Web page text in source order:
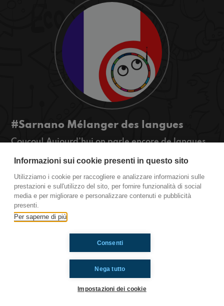
#Sarnano Mélanger des langues
Coucou! Aujourd’hui on parle encore de langues,
streaming et de la pause de la lecture que je suis
en train de faire.
#ToiAussi www.radioimmaginaria.it
Ti è piaciuto? Condividilo!
Informazioni sui cookie presenti in questo sito
Utilizziamo i cookie per raccogliere e analizzare informazioni sulle
prestazioni e sull'utilizzo del sito, per fornire funzionalità di social
media e per migliorare e personalizzare contenuti e pubblicità
presenti.
Per saperne di più
Nega tutto
Consenti
Impostazioni dei cookie